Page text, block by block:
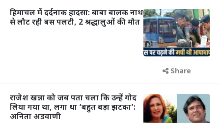
हिमाचल में दर्दनाक हादसा: बाबा बालक नाथ
से लौट रही बस पलटी, 2 श्रद्धालुओं की मौत
Share
राजेश खन्ना को जब पता चला कि उन्हें गोद
लिया गया था, लगा था ‘बहुत बड़ा झटका’:
अनिता अडवाणी